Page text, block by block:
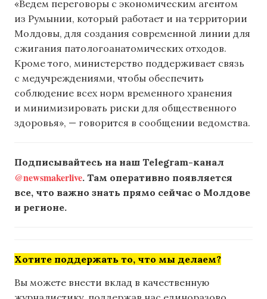
«Ведем переговоры с экономическим агентом
из Румынии, который работает и на территории
Молдовы, для создания современной линии для
сжигания патологоанатомических отходов.
Кроме того, министерство поддерживает связь
с медучреждениями, чтобы обеспечить
соблюдение всех норм временного хранения
и минимизировать риски для общественного
здоровья», — говорится в сообщении ведомства.
Подписывайтесь на наш Telegram-канал
@newsmakerlive. Там оперативно появляется
все, что важно знать прямо сейчас о Молдове
и регионе.
Хотите поддержать то, что мы делаем?
Вы можете внести вклад в качественную